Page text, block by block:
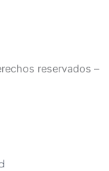
reservados –